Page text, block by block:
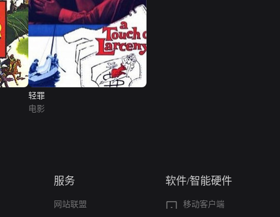
轻罪
电影
服务
网站联盟
软件/智能硬件
移动客户端